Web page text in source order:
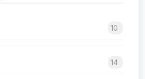
10
14